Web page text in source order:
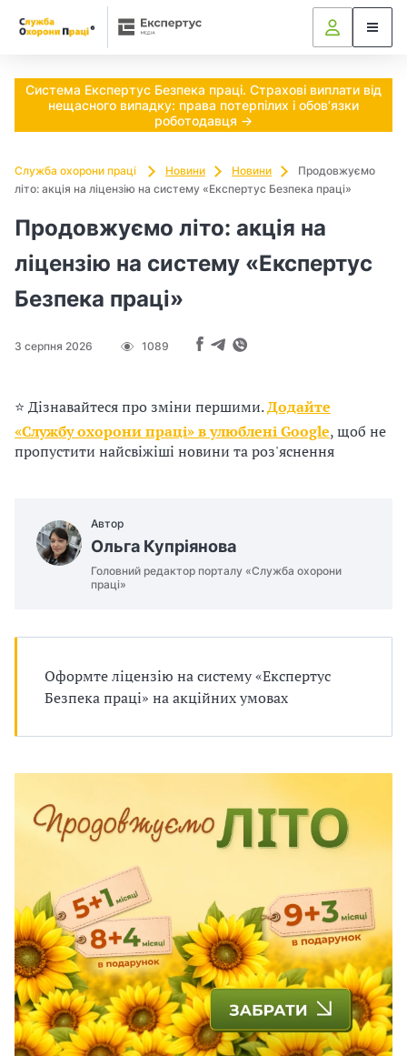
Система Експертус Безпека праці. Страхові виплати від
нещасного випадку: права потерпілих і обов’язки
роботодавця →
Служба охорони праці Новини Новини
Продовжуємо
літо: акція на ліцензію на систему «Експертус Безпека праці»
Продовжуємо літо: акція на
ліцензію на систему «Експертус
Безпека праці»
3 серпня 2026 1089
⭐ Дізнавайтеся про зміни першими.Додайте
«Службу охорони праці» в улюблені Google, щоб не
пропустити найсвіжіші новини та роз'яснення
Автор
Ольга Купріянова
Головний редактор порталу «Служба охорони
праці»
Оформте ліцензію на систему «Експертус
Безпека праці» на акційних умовах
Ч
о
т
р
б
н
п
р
ж
а
т
О
П
у
б